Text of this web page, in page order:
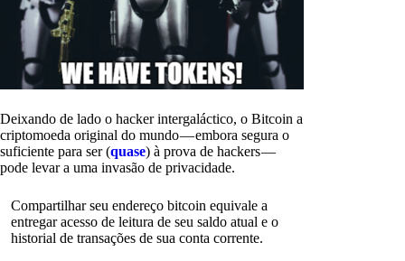
Deixando de lado o hacker intergaláctico, o Bitcoin a
criptomoeda original do mundo — embora segura o
suficiente para ser (quase) à prova de hackers —
pode levar a uma invasão de privacidade.
Compartilhar seu endereço bitcoin equivale a
entregar acesso de leitura de seu saldo atual e o
historial de transações de sua conta corrente.